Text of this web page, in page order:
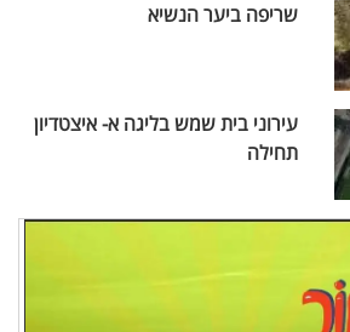
שריפה ביער הנשיא
עירוני בית שמש בליגה א- איצטדיון
תחילה